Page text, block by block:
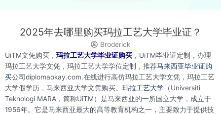
2025年去哪里购买玛拉工艺大学毕业证？
Broderick
UiTM文凭购买， 玛拉工艺大学毕业证购买 ，UiTM毕业证定制，办理
玛拉工艺大学文凭，玛拉工艺大学学位定制，推荐马来西亚毕业证购
买公司diplomaokay.com.在线进行高仿玛拉工艺大学文凭，玛拉工艺
大学假学历，马来西亚大学文凭购买。 玛拉工艺大学 （Universiti
Teknologi MARA，简称UiTM）是马来西亚的一所国立大学，成立于
1956年。它是马来西亚最大的高等教育机构之一，主要致力于提供技